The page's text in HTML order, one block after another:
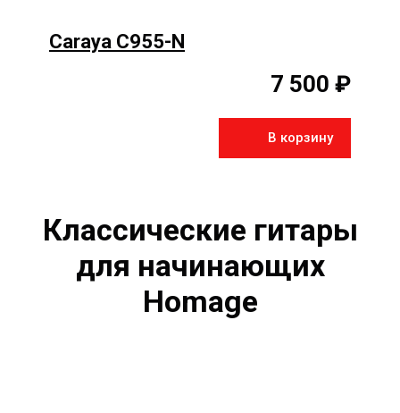
Caraya C955-N
7 500 ₽
В корзину
Классические гитары
для начинающих
Homage